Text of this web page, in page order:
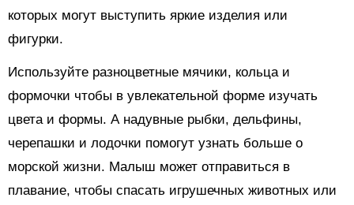
которых могут выступить яркие изделия или
фигурки.
Используйте разноцветные мячики, кольца и
формочки чтобы в увлекательной форме изучать
цвета и формы. А надувные рыбки, дельфины,
черепашки и лодочки помогут узнать больше о
морской жизни. Малыш может отправиться в
плавание, чтобы спасать игрушечных животных или